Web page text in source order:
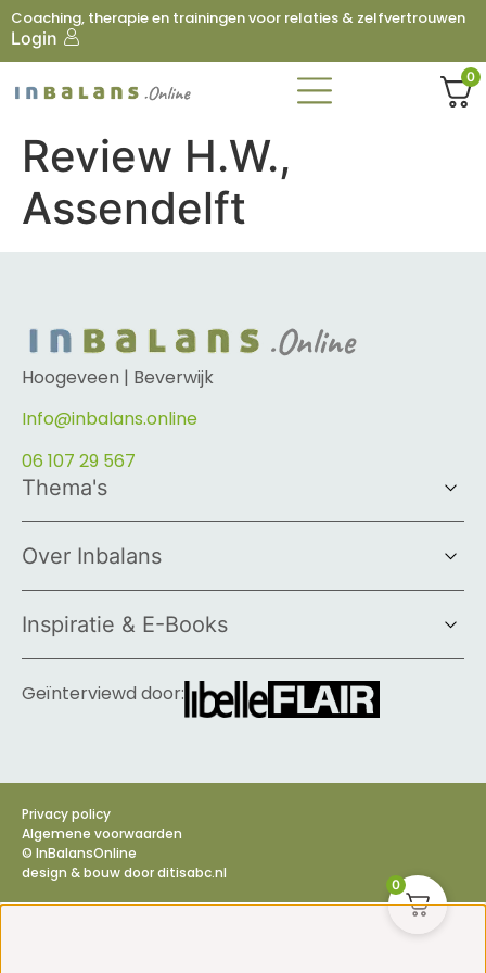
Coaching, therapie en trainingen voor relaties & zelfvertrouwen
Login
0
Review H.W.,
Assendelft
Hoogeveen | Beverwijk
Info@inbalans.online
06 107 29 567
Thema's
Over Inbalans
Inspiratie & E-Books
Geïnterviewd door:
Privacy policy
Algemene voorwaarden
© InBalansOnline
design & bouw doorditisabc.nl
0